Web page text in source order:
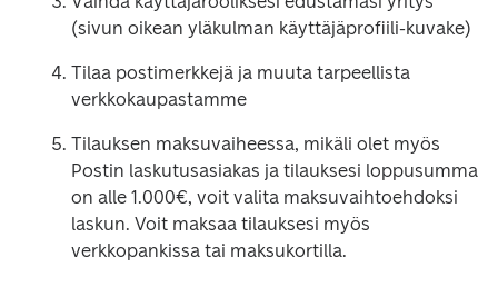
(sivun oikean yläkulman käyttäjäprofiili-kuvake)
Tilaa postimerkkejä ja muuta tarpeellista
verkkokaupastamme
Tilauksen maksuvaiheessa, mikäli olet myös
Postin laskutusasiakas ja tilauksesi loppusumma
on alle 1.000€, voit valita maksuvaihtoehdoksi
laskun. Voit maksaa tilauksesi myös
verkkopankissa tai maksukortilla.